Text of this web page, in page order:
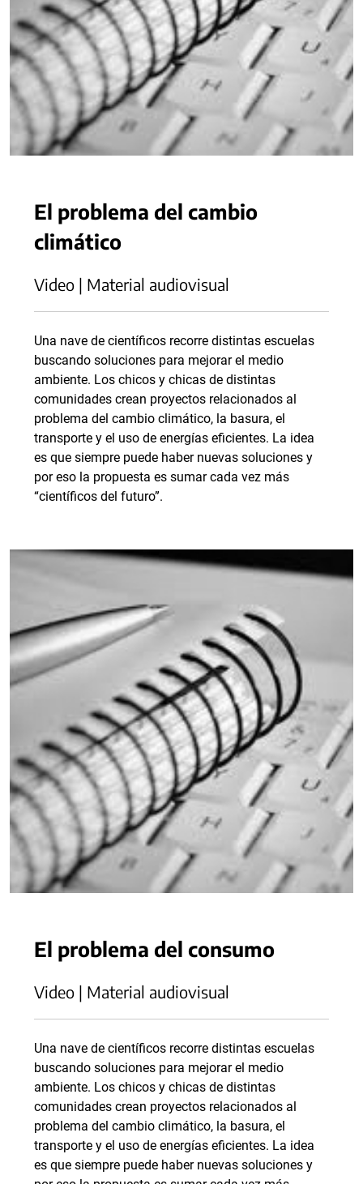
El problema del cambio
climático
Video | Material audiovisual
Una nave de científicos recorre distintas escuelas
buscando soluciones para mejorar el medio
ambiente. Los chicos y chicas de distintas
comunidades crean proyectos relacionados al
problema del cambio climático, la basura, el
transporte y el uso de energías eficientes. La idea
es que siempre puede haber nuevas soluciones y
por eso la propuesta es sumar cada vez más
“científicos del futuro”.
El problema del consumo
Video | Material audiovisual
Una nave de científicos recorre distintas escuelas
buscando soluciones para mejorar el medio
ambiente. Los chicos y chicas de distintas
comunidades crean proyectos relacionados al
problema del cambio climático, la basura, el
transporte y el uso de energías eficientes. La idea
es que siempre puede haber nuevas soluciones y